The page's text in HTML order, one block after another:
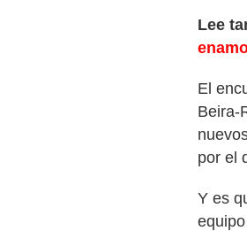
Lee
El
Beira-
por el
Y es